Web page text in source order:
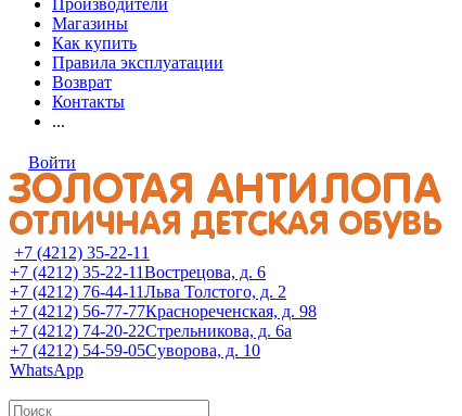
Производители
Магазины
Как купить
Правила эксплуатации
Возврат
Контакты
...
Войти
+7 (4212) 35-22-11
+7 (4212) 35-22-11Вострецова, д. 6
+7 (4212) 76-44-11Льва Толстого, д. 2
+7 (4212) 56-77-77Краснореченская, д. 98
+7 (4212) 74-20-22Стрельникова, д. 6а
+7 (4212) 54-59-05Суворова, д. 10
WhatsApp